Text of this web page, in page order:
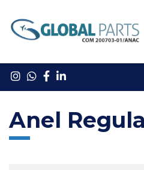
Anel